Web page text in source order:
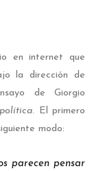
en internet que
la dirección de
de Giorgio
. El primero
modo:
parecen pensar